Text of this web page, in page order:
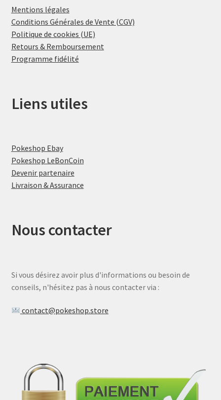
Mentions légales
Conditions Générales de Vente (CGV)
Politique de cookies (UE)
Retours & Remboursement
Programme fidélité
Liens utiles
Pokeshop Ebay
Pokeshop LeBonCoin
Devenir partenaire
Livraison & Assurance
Nous contacter
Si vous désirez avoir plus d'informations ou besoin de
conseils, n'hésitez pas à nous contacter via :
contact@pokeshop.store